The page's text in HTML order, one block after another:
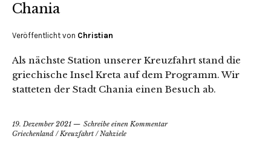
Chania
Veröffentlicht von Christian
Als nächste Station unserer Kreuzfahrt stand die
griechische Insel Kreta auf dem Programm. Wir
statteten der Stadt Chania einen Besuch ab.
19. Dezember 2021
Schreibe einen Kommentar
Griechenland /Kreuzfahrt /Nahziele